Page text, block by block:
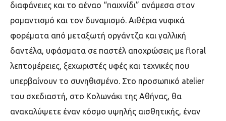
διαφάνειες και το αέναο “παιχνίδι” ανάμεσα στον
ρομαντισμό και τον δυναμισμό. Αιθέρια νυφικά
φορέματα από μεταξωτή οργάντζα και γαλλική
δαντέλα, υφάσματα σε παστέλ αποχρώσεις με floral
λεπτομέρειες, ξεχωριστές υφές και τεχνικές που
υπερβαίνουν το συνηθισμένο. Στο προσωπικό atelier
του σχεδιαστή, στο Κολωνάκι της Αθήνας, θα
ανακαλύψετε έναν κόσμο υψηλής αισθητικής, έναν